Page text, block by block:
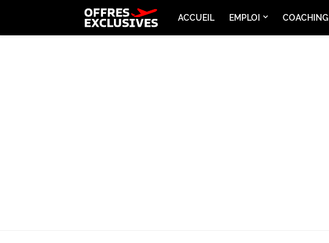
ACCUEIL EMPLOI COACHING